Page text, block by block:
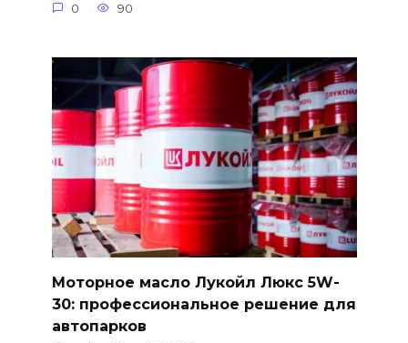
0 90
Моторное масло Лукойл Люкс 5W-
30: профессиональное решение для
автопарков